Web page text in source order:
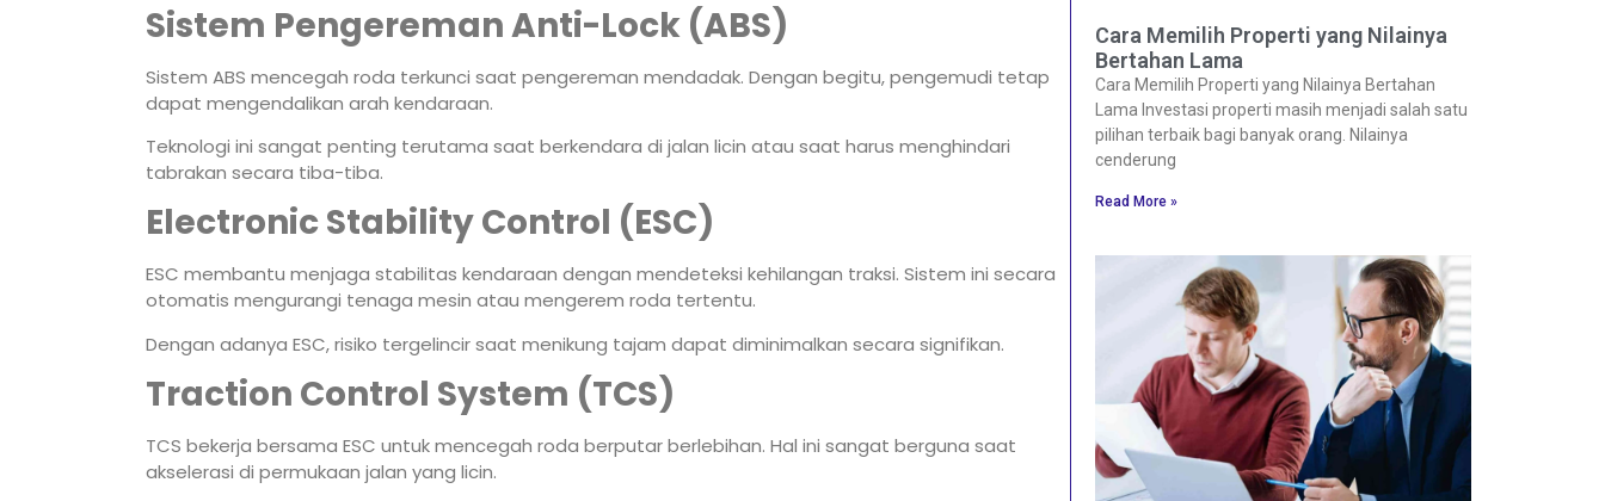
Sistem Pengereman Anti-Lock (ABS)
Sistem ABS mencegah roda terkunci saat pengereman mendadak. Dengan begitu, pengemudi tetap
dapat mengendalikan arah kendaraan.
Teknologi ini sangat penting terutama saat berkendara di jalan licin atau saat harus menghindari
tabrakan secara tiba-tiba.
Electronic Stability Control (ESC)
ESC membantu menjaga stabilitas kendaraan dengan mendeteksi kehilangan traksi. Sistem ini secara
otomatis mengurangi tenaga mesin atau mengerem roda tertentu.
Dengan adanya ESC, risiko tergelincir saat menikung tajam dapat diminimalkan secara signifikan.
Traction Control System (TCS)
TCS bekerja bersama ESC untuk mencegah roda berputar berlebihan. Hal ini sangat berguna saat
akselerasi di permukaan jalan yang licin.
Cara Memilih Properti yang Nilainya
Bertahan Lama
Cara Memilih Properti yang Nilainya Bertahan
Lama Investasi properti masih menjadi salah satu
pilihan terbaik bagi banyak orang. Nilainya
cenderung
Read More »